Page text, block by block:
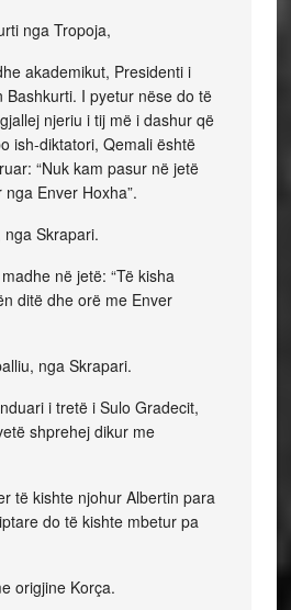
nga Tropoja,
akademikut, Presidenti i
Bashkurti. I pyetur nëse do të
njeriu i tij më i dashur që
ish-diktatori, Qemali është
“Nuk kam pasur në jetë
Enver Hoxha”.
Skrapari.
në jetë: “Të kisha
ditë dhe orë me Enver
nga Skrapari.
i tretë i Sulo Gradecit,
shprehej dikur me
të kishte njohur Albertin para
do të kishte mbetur pa
origjine Korça.